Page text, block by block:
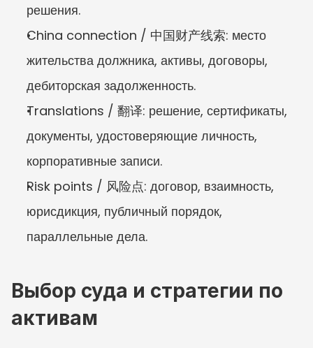
решения.
China connection / 中国财产线索: место
жительства должника, активы, договоры,
дебиторская задолженность.
Translations / 翻译: решение, сертификаты,
документы, удостоверяющие личность,
корпоративные записи.
Risk points / 风险点: договор, взаимность,
юрисдикция, публичный порядок,
параллельные дела.
Выбор суда и стратегии по
активам